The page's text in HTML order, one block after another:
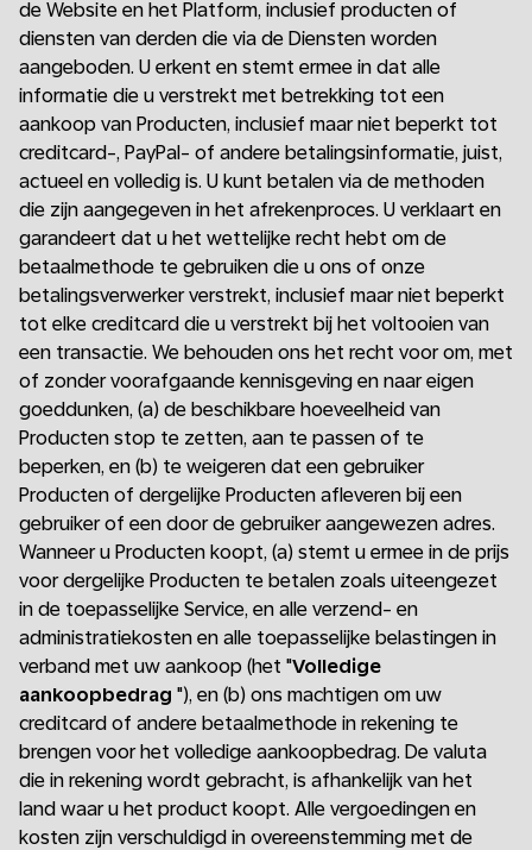
de Website en het Platform, inclusief producten of
diensten van derden die via de Diensten worden
aangeboden. U erkent en stemt ermee in dat alle
informatie die u verstrekt met betrekking tot een
aankoop van Producten, inclusief maar niet beperkt tot
creditcard-, PayPal- of andere betalingsinformatie, juist,
actueel en volledig is. U kunt betalen via de methoden
die zijn aangegeven in het afrekenproces. U verklaart en
garandeert dat u het wettelijke recht hebt om de
betaalmethode te gebruiken die u ons of onze
betalingsverwerker verstrekt, inclusief maar niet beperkt
tot elke creditcard die u verstrekt bij het voltooien van
een transactie. We behouden ons het recht voor om, met
of zonder voorafgaande kennisgeving en naar eigen
goeddunken, (a) de beschikbare hoeveelheid van
Producten stop te zetten, aan te passen of te
beperken, en (b) te weigeren dat een gebruiker
Producten of dergelijke Producten afleveren bij een
gebruiker of een door de gebruiker aangewezen adres.
Wanneer u Producten koopt, (a) stemt u ermee in de prijs
voor dergelijke Producten te betalen zoals uiteengezet
in de toepasselijke Service, en alle verzend- en
administratiekosten en alle toepasselijke belastingen in
verband met uw aankoop (het "Volledige
aankoopbedrag "), en (b) ons machtigen om uw
creditcard of andere betaalmethode in rekening te
brengen voor het volledige aankoopbedrag. De valuta
die in rekening wordt gebracht, is afhankelijk van het
land waar u het product koopt. Alle vergoedingen en
kosten zijn verschuldigd in overeenstemming met de